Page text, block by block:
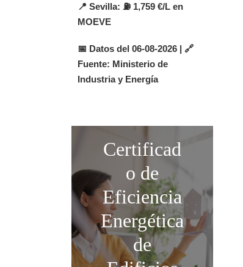
📍 Sevilla: ⛽ 1,759 €/L en
MOEVE
📅 Datos del 06-08-2026 | 🔗
Fuente: Ministerio de
Industria y Energía
Certificad
o de
Eficiencia
Energética
de